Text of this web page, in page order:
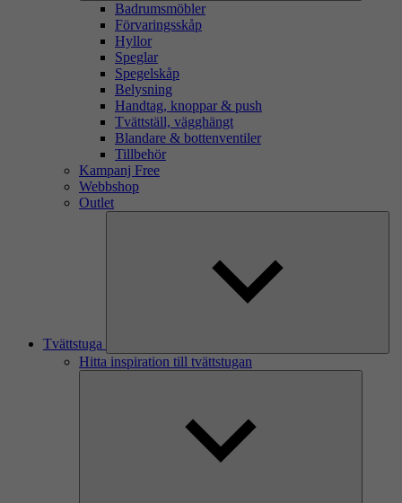
Badrumsmöbler
Förvaringsskåp
Hyllor
Speglar
Spegelskåp
Belysning
Handtag, knoppar & push
Tvättställ, vägghängt
Blandare & bottenventiler
Tillbehör
Kampanj Free
Webbshop
Outlet
Tvättstuga
Hitta inspiration till tvättstugan